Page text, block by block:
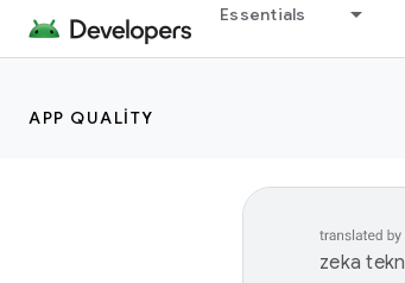
Essentials
APP QUALITY
zeka